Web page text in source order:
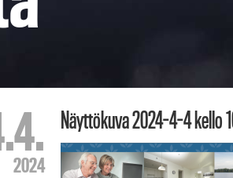
2024
Näyttökuva 2024-4-4 kello